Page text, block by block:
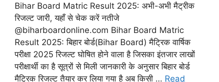
Bihar Board Matric Result 2025: अभी-अभी मैट्रीक
रिजल्ट जारी, यहाँ से चेक करें नतीजे
@biharboardonline.com Bihar Board Matric
Result 2025: बिहार बोर्ड(Bihar Board) मैट्रिक वार्षिक
परीक्षा 2025 रिजल्ट घोषित होने वाला है जिसका इंतजार लाखों
परीक्षार्थी का है सूत्रों से मिली जानकारी के अनुसार बिहार बोर्ड
मैट्रिक रिजल्ट तैयार कर लिया गया है अब किसी … Read